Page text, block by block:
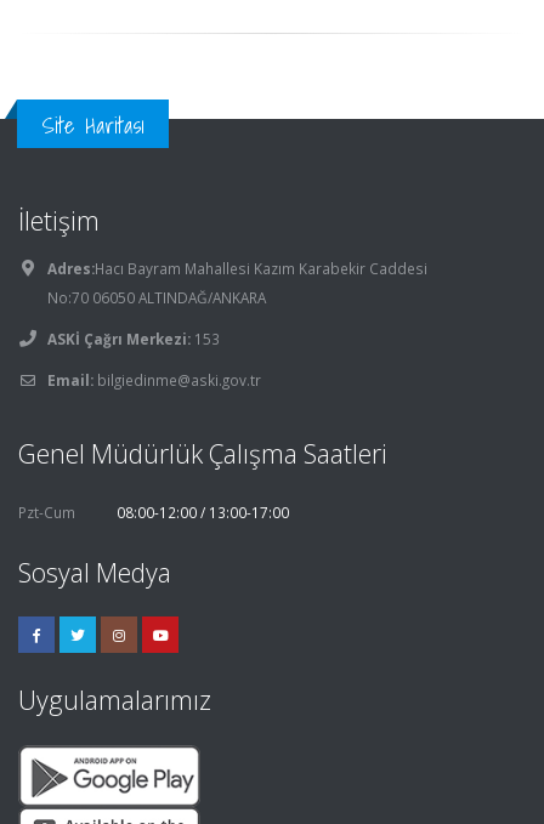
Site Haritası
İletişim
Adres:Hacı Bayram Mahallesi Kazım Karabekir Caddesi
No:70 06050 ALTINDAĞ/ANKARA
ASKİ Çağrı Merkezi: 153
Email: bilgiedinme@aski.gov.tr
Genel Müdürlük Çalışma Saatleri
Pzt-Cum 08:00-12:00 / 13:00-17:00
Sosyal Medya
Uygulamalarımız